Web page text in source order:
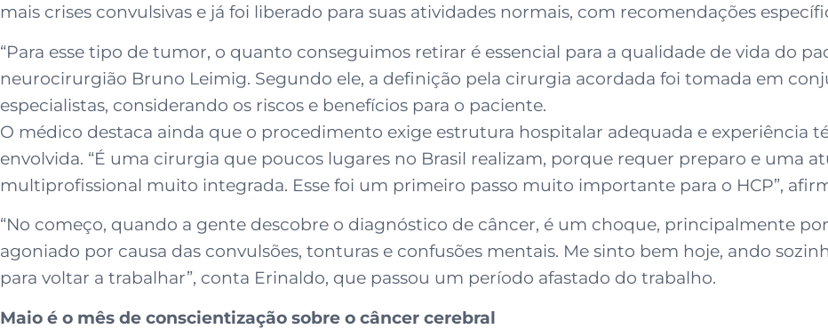
mais crises convulsivas e já foi liberado para suas atividades normais, com recomendações
“Para esse tipo de tumor, o quanto conseguimos retirar é essencial para a qualidade de vida do
neurocirurgião Bruno Leimig. Segundo ele, a definição pela cirurgia acordada foi tomada em
especialistas, considerando os riscos e benefícios para o paciente.
O médico destaca ainda que o procedimento exige estrutura hospitalar adequada e experiência
envolvida. “É uma cirurgia que poucos lugares no Brasil realizam, porque requer preparo e uma
multiprofissional muito integrada. Esse foi um primeiro passo muito importante para o HCP”,
“No começo, quando a gente descobre o diagnóstico de câncer, é um choque, principalmente
agoniado por causa das convulsões, tonturas e confusões mentais. Me sinto bem hoje, ando
para voltar a trabalhar”, conta Erinaldo, que passou um período afastado do trabalho.
Maio é o mês de conscientização sobre o câncer cerebral